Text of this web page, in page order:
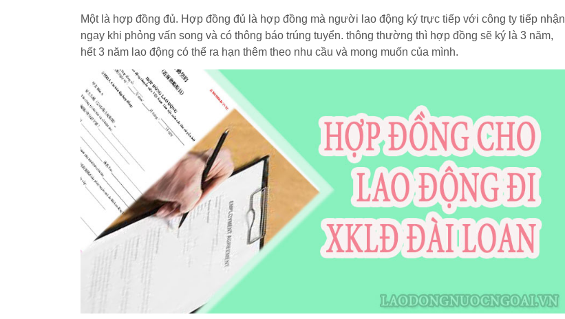
Một là hợp đồng đủ. Hợp đồng đủ là hợp đồng mà người lao động ký trực tiếp với công ty tiếp nhận
ngay khi phỏng vấn song và có thông báo trúng tuyển. thông thường thì hợp đồng sẽ ký là 3 năm,
hết 3 năm lao động có thể ra hạn thêm theo nhu cầu và mong muốn của mình.